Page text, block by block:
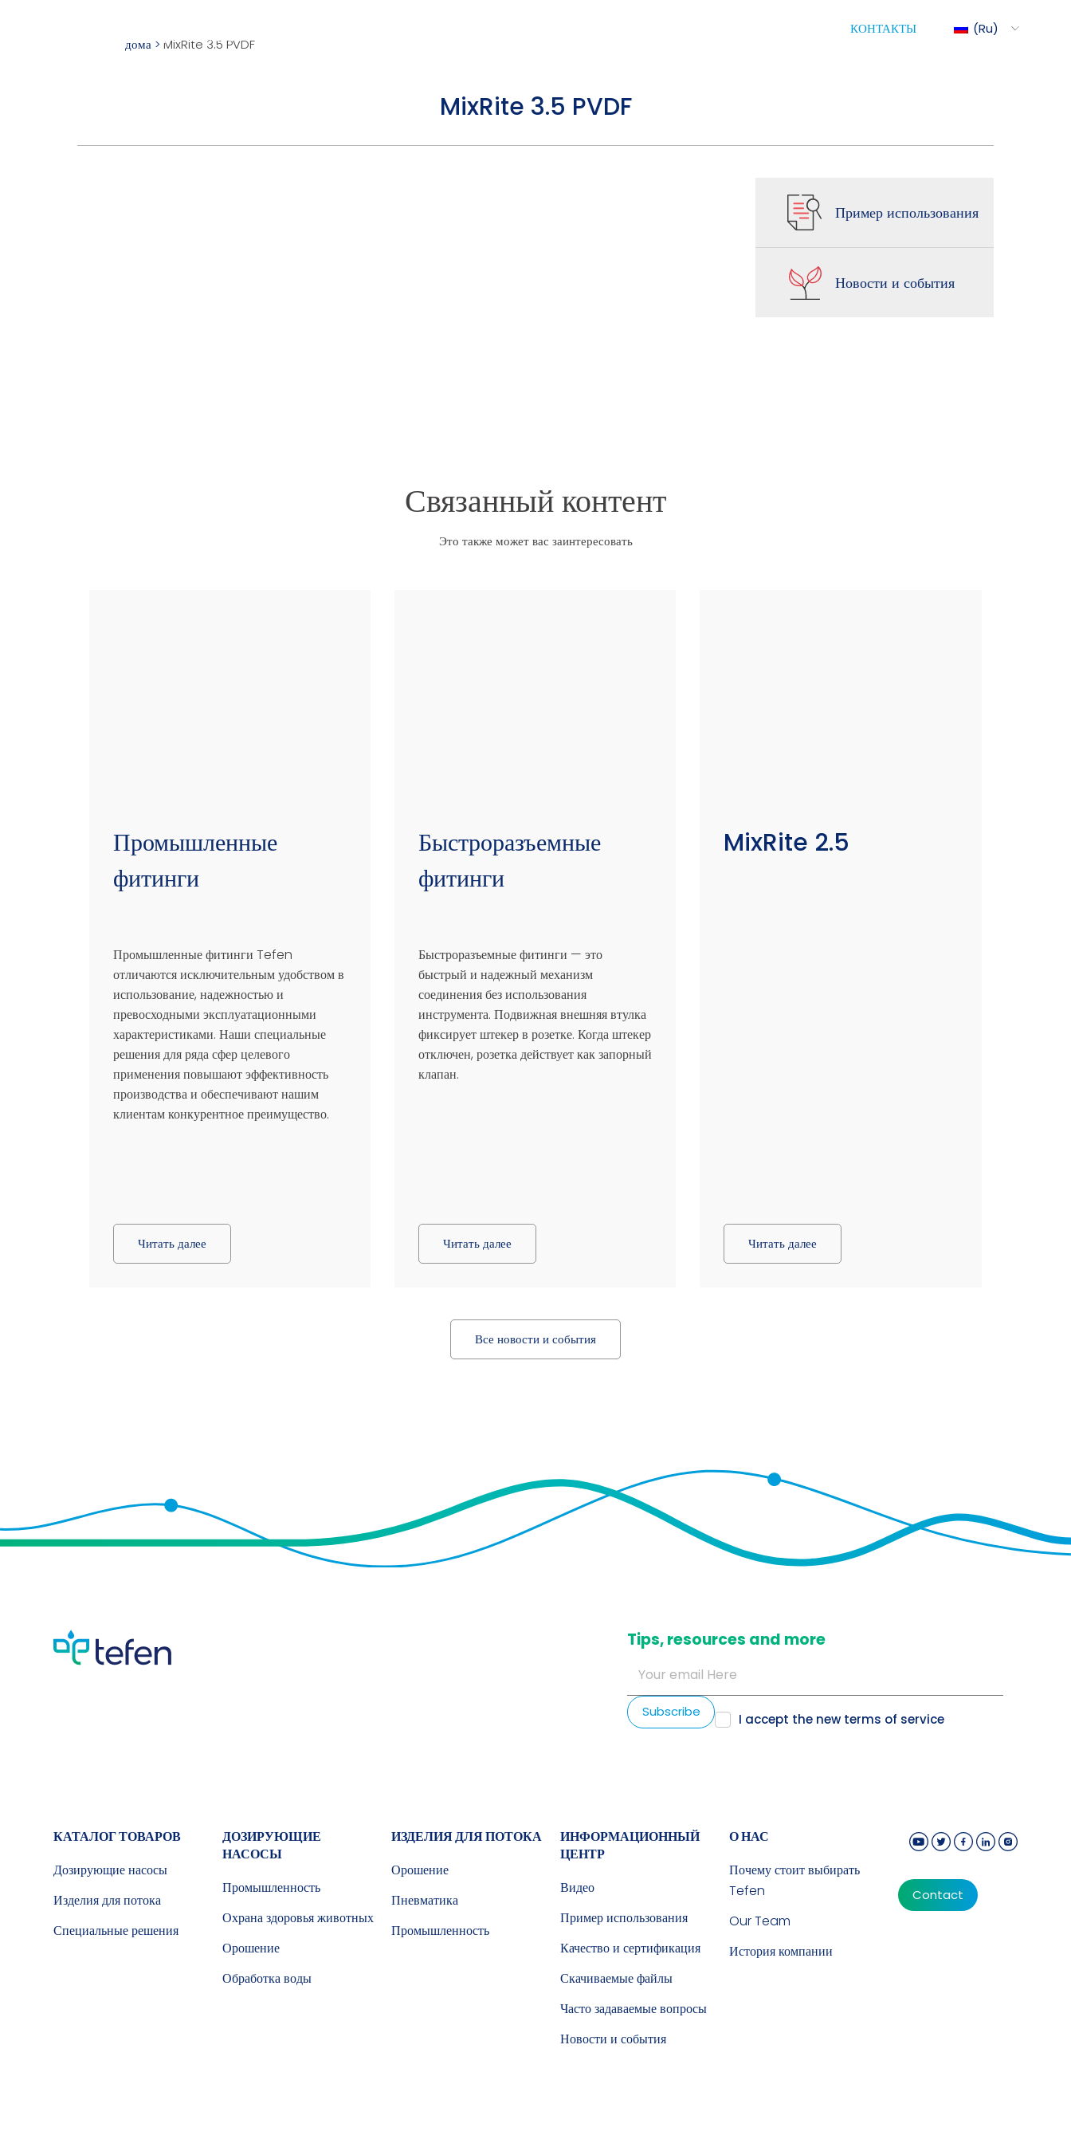
ТОВАРОВ
Электрическое Управление
Ru
КОНТАКТЫ
дома > MixRite 3.5 PVDF
MixRite 3.5 PVDF
Пример использования
Новости и события
Связанный контент
Это также может вас заинтересовать
Промышленные
фитинги
Промышленные фитинги Tefen
отличаются исключительным удобством в
использование, надежностью и
превосходными эксплуатационными
характеристиками. Наши специальные
решения для ряда сфер целевого
применения повышают эффективность
производства и обеспечивают нашим
клиентам конкурентное преимущество.
Читать далее
Быстроразъемные
фитинги
Быстроразъемные фитинги — это
быстрый и надежный механизм
соединения без использования
инструмента. Подвижная внешняя втулка
фиксирует штекер в розетке. Когда штекер
отключен, розетка действует как запорный
клапан.
Читать далее
MixRite 2.5
Читать далее
Все новости и события
​Tips, resources and more
I accept the new terms of service
КАТАЛОГ ТОВАРОВ
Дозирующие насосы
Изделия для потока
Специальные решения
ДОЗИРУЮЩИЕ
НАСОСЫ
Промышленность
Охрана здоровья животных
Орошение
Обработка воды
ИЗДЕЛИЯ ДЛЯ ПОТОКА
Орошение
Пневматика
Промышленность
ИНФОРМАЦИОННЫЙ
ЦЕНТР
Видео
Пример использования
Качество и сертификация
Скачиваемые файлы
Часто задаваемые вопросы
Новости и события
О НАС
Почему стоит выбирать
Tefen
Our Team
История компании
Contact